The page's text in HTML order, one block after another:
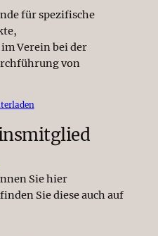
für spezifische
Verein bei der
von
Sie hier
Sie diese auch auf